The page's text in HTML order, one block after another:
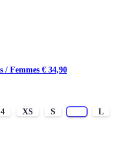
/ Femmes € 34,90
XS S
L